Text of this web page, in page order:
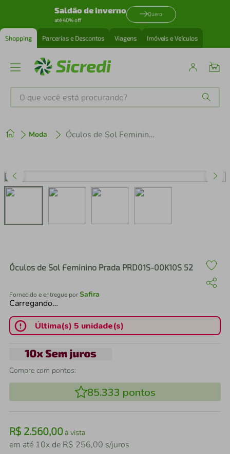
Saldão de inverno
até 40% off
Quero
Shopping Parcerias e Descontos Viagens Imóveis e Veículos
O que você está procurando?
Moda Óculos de Sol Feminino Prada PRD01S-00K10S 52
Óculos de Sol Feminino Prada PRD01S-00K10S 52
Fornecido e entregue porSafira
Carregando…
Última(s) 5 unidade(s)
Compre com pontos:
85.333 pontos
R$ 2.560,00à vista
em até 10x de R$ 256,00 s/juros
2º cafeteira